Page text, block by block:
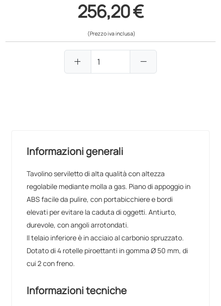
256,20 €
(Prezzo iva inclusa)
add remove
Informazioni generali
Tavolino serviletto di alta qualità con altezza
regolabile mediante molla a gas. Piano di appoggio in
ABS facile da pulire, con portabicchiere e bordi
elevati per evitare la caduta di oggetti. Antiurto,
durevole, con angoli arrotondati.
Il telaio inferiore è in acciaio al carbonio spruzzato.
Dotato di 4 rotelle piroettanti in gomma Ø 50 mm, di
cui 2 con freno.
Informazioni tecniche